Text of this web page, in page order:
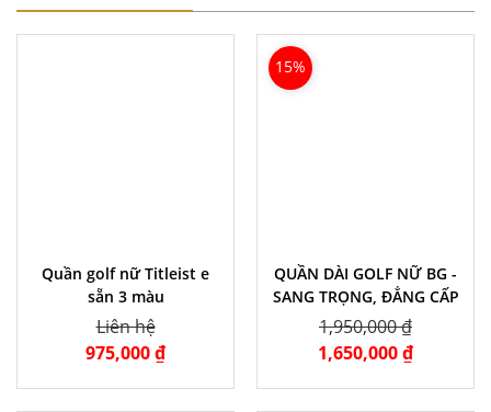
Quần golf nữ Titleist e
sẵn 3 màu
Liên hệ
975,000 ₫
15%
QUẦN DÀI GOLF NỮ BG -
SANG TRỌNG, ĐẲNG CẤP
1,950,000 ₫
1,650,000 ₫